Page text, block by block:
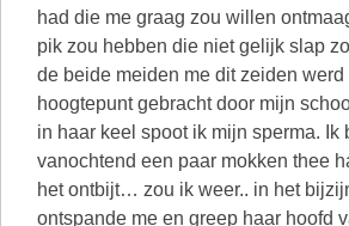
had die me graag zou willen
pik zou hebben die niet gelijk slap
de beide meiden me dit zeiden
hoogtepunt gebracht door mijn
in haar keel spoot ik mijn sperma. Ik
vanochtend een paar mokken thee
het ontbijt… zou ik weer.. in het
ontspande me en greep haar hoofd